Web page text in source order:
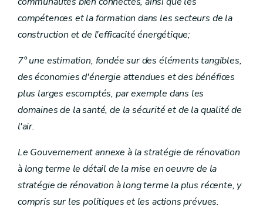
compétences et la formation dans les secteurs de la
construction et de l'efficacité énergétique;
7° une estimation, fondée sur des éléments tangibles,
des économies d'énergie attendues et des bénéfices
plus larges escomptés, par exemple dans les
domaines de la santé, de la sécurité et de la qualité de
l'air.
Le Gouvernement annexe à la stratégie de rénovation
à long terme le détail de la mise en oeuvre de la
stratégie de rénovation à long terme la plus récente, y
compris sur les politiques et les actions prévues.